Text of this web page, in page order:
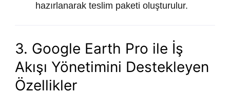
hazırlanarak teslim paketi oluşturulur.
3. Google Earth Pro ile İş
Akışı Yönetimini Destekleyen
Özellikler